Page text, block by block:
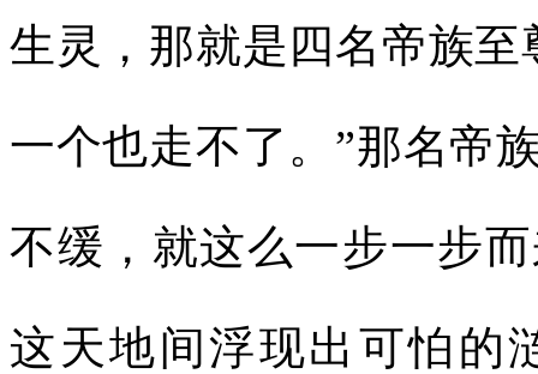
生灵，那就是四名帝族
一个也走不了。”那名帝
不缓，就这么一步一步
这天地间浮现出可怕的